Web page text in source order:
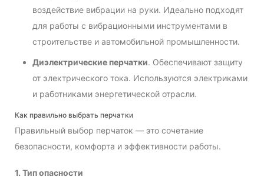
воздействие вибрации на руки. Идеально подходят
для работы с вибрационными инструментами в
строительстве и автомобильной промышленности.
Диэлектрические перчатки. Обеспечивают защиту
от электрического тока. Используются электриками
и работниками энергетической отрасли.
Как правильно выбрать перчатки
Правильный выбор перчаток — это сочетание
безопасности, комфорта и эффективности работы.
1. Тип опасности